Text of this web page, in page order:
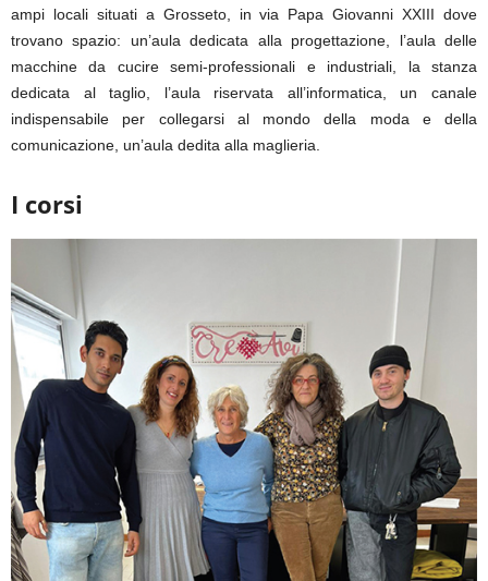
ampi locali situati a Grosseto, in via Papa Giovanni XXIII dove
trovano spazio: un’aula dedicata alla progettazione, l’aula delle
macchine da cucire semi-professionali e industriali, la stanza
dedicata al taglio, l’aula riservata all’informatica, un canale
indispensabile per collegarsi al mondo della moda e della
comunicazione, un’aula dedita alla maglieria.
I corsi